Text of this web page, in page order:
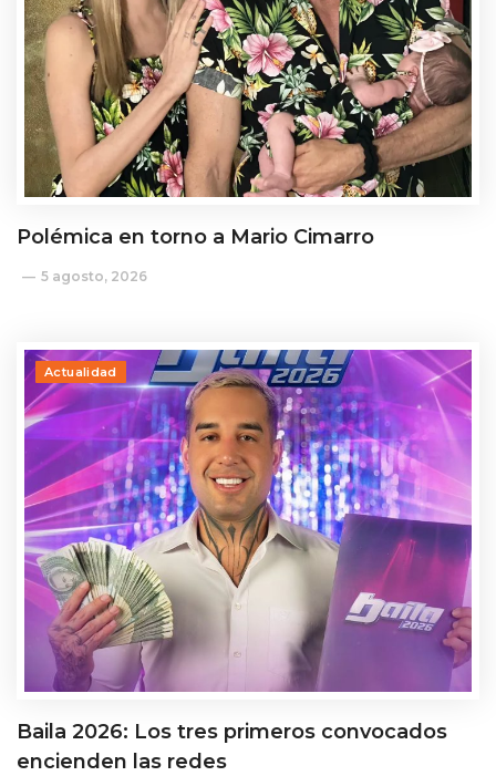
Polémica en torno a Mario Cimarro
5 agosto, 2026
Actualidad
Baila 2026: Los tres primeros convocados
encienden las redes